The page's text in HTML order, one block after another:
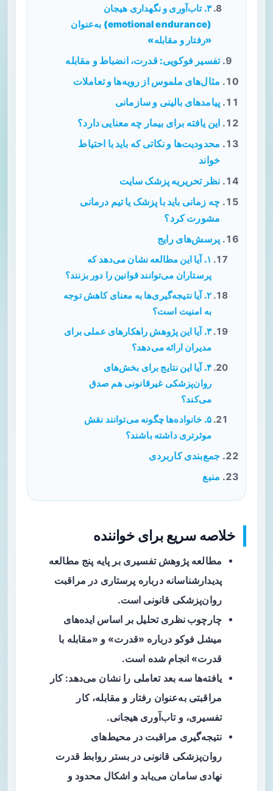
۳. تاب‌آوری و نگهداری هیجان
(emotional endurance) به‌عنوان
«رفتار و مقابله»
تفسیر فوکویی: قدرت، انضباط و مقابله
مثال‌های ملموس از رویه‌ها و تعاملات
پیامدهای بالینی و سازمانی
این یافته برای بیمار چه معنایی دارد؟
محدودیت‌ها و نکاتی که باید با احتیاط
خواند
نظر تحریریه پزشک سایت
چه زمانی باید با پزشک یا تیم درمانی
مشورت کرد؟
پرسش‌های رایج
۱. آیا این مطالعه نشان می‌دهد که
پرستاران می‌توانند قوانین را دور بزنند؟
۲. آیا نتیجه‌گیری‌ها به معنای کاهش توجه
به امنیت است؟
۳. آیا این پژوهش راهکارهای عملی برای
مدیران ارائه می‌دهد؟
۴. آیا این نتایج برای بخش‌های
روان‌پزشکی غیرقانونی هم صدق
می‌کند؟
۵. خانواده‌ها چگونه می‌توانند نقش
موثرتری داشته باشند؟
جمع‌بندی کاربردی
منبع
خلاصه سریع برای خواننده
مطالعه پژوهش تفسیری بر پایه پنج مطالعه
پدیدارشناسانه درباره پرستاری در مراقبت
روان‌پزشکی قانونی است.
چارچوب نظری تحلیل بر اساس ایده‌های
میشل فوکو درباره «قدرت» و «مقابله با
قدرت» انجام شده است.
یافته‌ها سه بعد تعاملی را نشان می‌دهد: کار
مراقبتی به‌عنوان رفتار و مقابله، کار
تفسیری، و تاب‌آوری هیجانی.
نتیجه‌گیری مراقبت در محیط‌های
روان‌پزشکی قانونی در بستر روابط قدرت
نهادی سامان می‌یابد و اشکال محدود و